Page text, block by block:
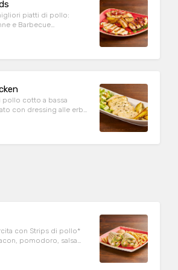
piatti di pollo:
e Barbecue
pollo cotto a bassa
con dressing alle erbe,
con Strips di pollo*
pomodoro, salsa